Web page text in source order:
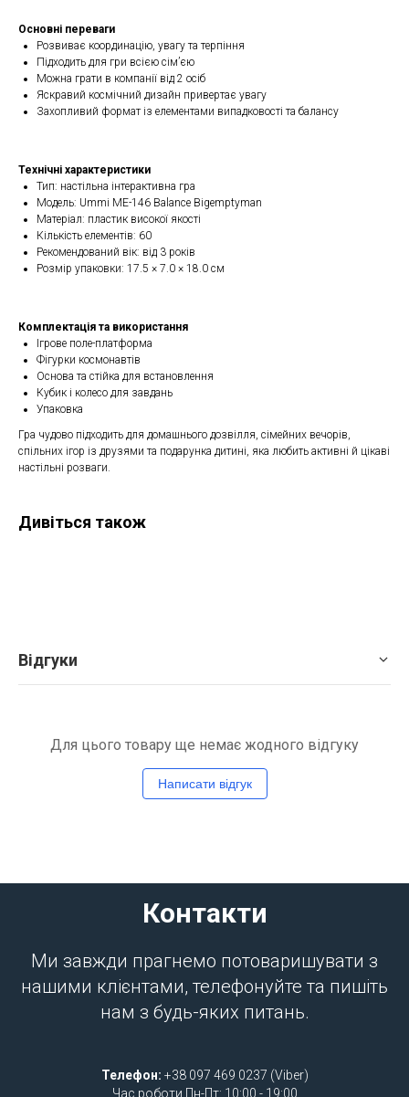
Основні переваги
Розвиває координацію, увагу та терпіння
Підходить для гри всією сім’єю
Можна грати в компанії від 2 осіб
Яскравий космічний дизайн привертає увагу
Захопливий формат із елементами випадковості та балансу
Технічні характеристики
Тип: настільна інтерактивна гра
Модель: Ummi ME-146 Balance Bigemptyman
Матеріал: пластик високої якості
Кількість елементів: 60
Рекомендований вік: від 3 років
Розмір упаковки: 17.5 × 7.0 × 18.0 см
Комплектація та використання
Ігрове поле-платформа
Фігурки космонавтів
Основа та стійка для встановлення
Кубик і колесо для завдань
Упаковка
Гра чудово підходить для домашнього дозвілля, сімейних вечорів,
спільних ігор із друзями та подарунка дитині, яка любить активні й цікаві
настільні розваги.
Дивіться також
Відгуки
Для цього товару ще немає жодного відгуку
Написати відгук
Контакти
Ми завжди прагнемо потоваришувати з
нашими клієнтами, телефонуйте та пишіть
нам з будь-яких питань.
Телефон: +38 097 469 0237 (Viber)
Час роботи Пн-Пт: 10:00 - 19:00